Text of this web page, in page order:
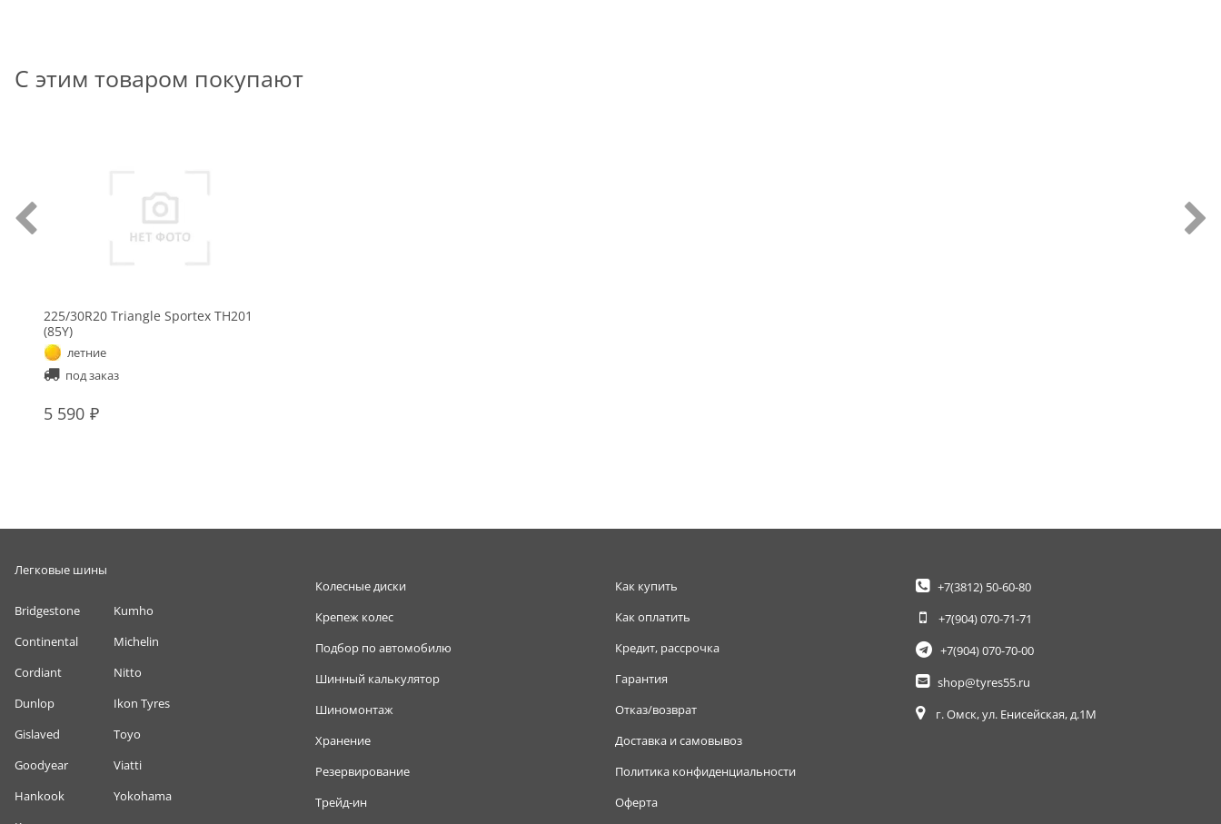
С этим товаром покупают
225/30R20 Triangle Sportex TH201
(85Y)
летние
под заказ
5 590
Легковые шины
Bridgestone
Continental
Cordiant
Dunlop
Gislaved
Goodyear
Hankook
Kumho
Michelin
Nitto
Ikon Tyres
Toyo
Viatti
Yokohama
Колесные диски
Крепеж колес
Подбор по автомобилю
Шинный калькулятор
Шиномонтаж
Хранение
Резервирование
Трейд-ин
Как купить
Как оплатить
Кредит, рассрочка
Гарантия
Отказ/возврат
Доставка и самовывоз
Политика конфиденциальности
Оферта
+7(3812)50-60-80
+7(904)070-71-71
+7(904)070-70-00
shop@tyres55.ru
г. Омск, ул. Енисейская, д.1М